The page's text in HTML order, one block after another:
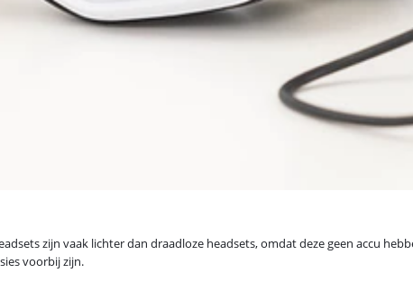
zijn vaak lichter dan draadloze headsets, omdat deze geen accu
voorbij zijn.